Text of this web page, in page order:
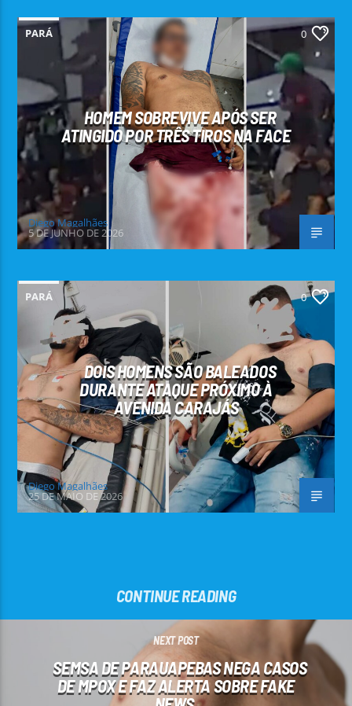
PARÁ 0
HOMEM SOBREVIVE APÓS SER
ATINGIDO POR TRÊS TIROS NA FACE
Diego Magalhães
5 DE JUNHO DE 2026
PARÁ 0
DOIS HOMENS SÃO BALEADOS
DURANTE ATAQUE PRÓXIMO À
AVENIDA CARAJÁS
Diego Magalhães
25 DE MAIO DE 2026
CONTINUE READING
NEXT POST
SEMSA DE PARAUAPEBAS NEGA CASOS
DE MPOX E FAZ ALERTA SOBRE FAKE